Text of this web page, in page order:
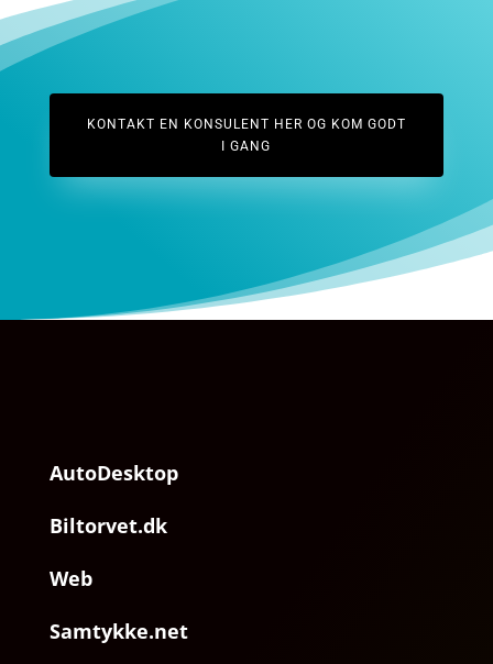
KONTAKT EN KONSULENT HER OG KOM GODT
I GANG
AutoDesktop
Biltorvet.dk
Web
Samtykke.net